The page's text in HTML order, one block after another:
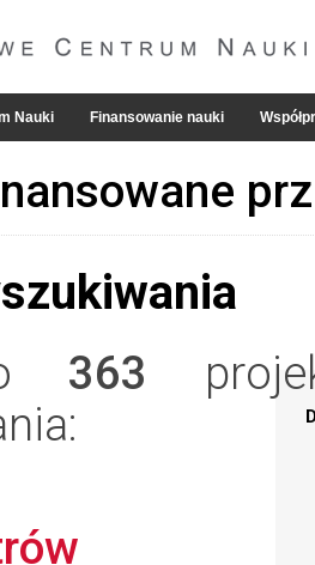
Nauki Finansowanie nauki
363